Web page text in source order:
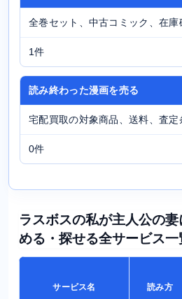
全巻セット、中古コミック、在庫
1件
読み終わった漫画を売る
宅配買取の対象商品、送料、査定
0件
ラスボスの私が主人公の
める・探せる全サービス一
サービス名 読み方